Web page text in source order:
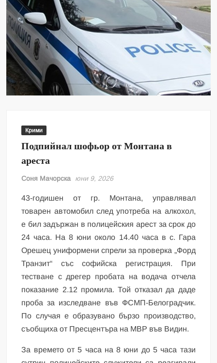
Крими
Подпийнал шофьор от Монтана в
ареста
Соня Мачорска юни 9, 2026
43-годишен от гр. Монтана, управлявал
товарен автомобил след употреба на алкохол,
е бил задържан в полицейския арест за срок до
24 часа. На 8 юни около 14.40 часа в с. Гара
Орешец униформени спрели за проверка „Форд
Транзит“ със софийска регистрация. При
тестване с дрегер пробата на водача отчела
показание 2.12 промила. Той отказал да даде
проба за изследване във ФСМП-Белоградчик.
По случая е образувано бързо производство,
съобщиха от Пресцентъра на МВР във Видин.
За времето от 5 часа на 8 юни до 5 часа тази